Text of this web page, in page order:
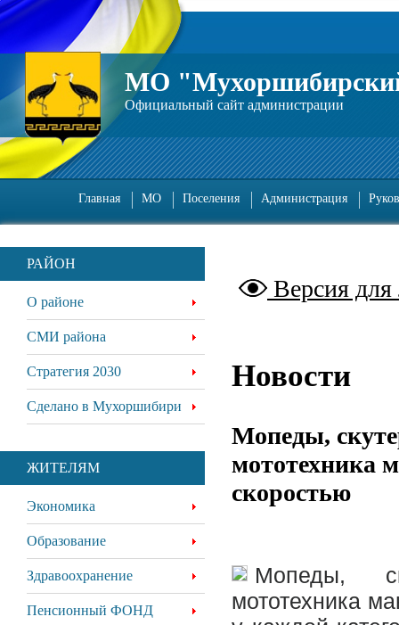
МО
Официальный сайт администрации
Главная МО Поселения Администрация
РАЙОН
О районе
СМИ района
Стратегия 2030
Сделано в Мухоршибири
ЖИТЕЛЯМ
Экономика
Образование
Здравоохранение
Пенсионный ФОНД
Версия
Новости
Мопеды,
мототехника
скоростью
Мопеды,
мототехника